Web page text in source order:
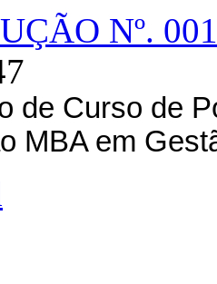
Nº.
de Curso de
MBA em